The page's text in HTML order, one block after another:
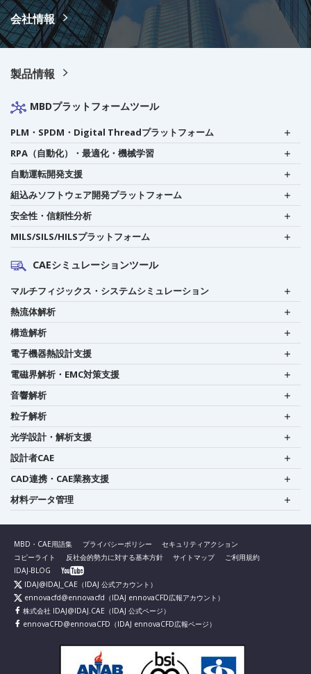
会社情報
製品情報
MBDプラットフォームツール
PLM・SPDM・Digital Threadプラットフォーム
RPA（自動化）・最適化・機械学習
自動運転開発支援
組込みソフトウェア開発プラットフォーム
安全性・信頼性分析
MILS/SILS/HILSプラットフォーム
CAEシミュレーションツール
マルチフィジックス・システムシミュレーション
熱流体解析
構造解析
電子機器熱設計支援
電磁界解析・EMC対策支援
音響解析
粒子解析
光学設計・解析支援
設計者CAE
CAD連携・CAE業務支援
材料データ管理
MBD・CAE用語集 プライバシーポリシー
セキュリティアクション
コピーライト
反社会的勢力に対する基本方針 サイトマップ
ご利用規約
IDAJ-BLOG
IDAJ@IDAJ_CAE （IDAJ 公式アカウント）
ennovacfd@ennovacfd （IDAJ ennovaCFD広報アカウント）
株式会社 IDAJ@IDAJ.CAE （IDAJ 公式ページ）
ennovaCFD@ennovaCFD （IDAJ ennovaCFD広報ページ）